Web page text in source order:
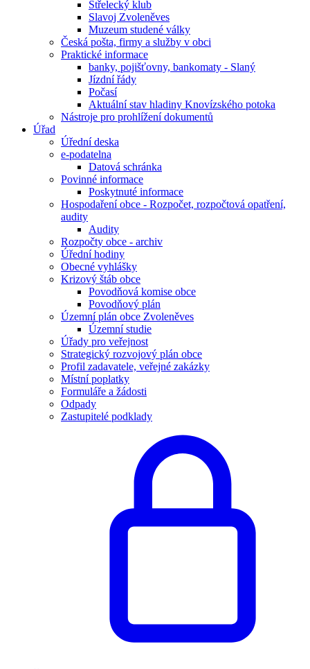
Střelecký klub
Slavoj Zvoleněves
Muzeum studené války
Česká pošta, firmy a služby v obci
Praktické informace
banky, pojišťovny, bankomaty - Slaný
Jízdní řády
Počasí
Aktuální stav hladiny Knovízského potoka
Nástroje pro prohlížení dokumentů
Úřad
Úřední deska
e-podatelna
Datová schránka
Povinné informace
Poskytnuté informace
Hospodaření obce - Rozpočet, rozpočtová opatření,
audity
Audity
Rozpočty obce - archiv
Úřední hodiny
Obecné vyhlášky
Krizový štáb obce
Povodňová komise obce
Povodňový plán
Územní plán obce Zvoleněves
Územní studie
Úřady pro veřejnost
Strategický rozvojový plán obce
Profil zadavatele, veřejné zakázky
Místní poplatky
Formuláře a žádosti
Odpady
Zastupitelé podklady